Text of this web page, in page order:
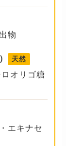
物
天然
オリゴ糖
エキナセ